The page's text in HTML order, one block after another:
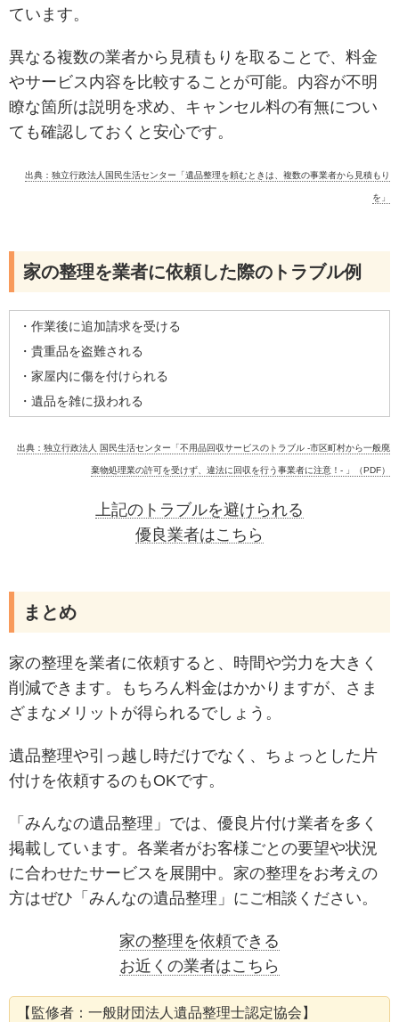
ています。
異なる複数の業者から見積もりを取ることで、料金
やサービス内容を比較することが可能。内容が不明
瞭な箇所は説明を求め、キャンセル料の有無につい
ても確認しておくと安心です。
出典：独立行政法人国民生活センター「遺品整理を頼むときは、複数の事業者から見積もり
を」
家の整理を業者に依頼した際のトラブル例
・作業後に追加請求を受ける
・貴重品を盗難される
・家屋内に傷を付けられる
・遺品を雑に扱われる
出典：独立行政法人 国民生活センター「不用品回収サービスのトラブル ‐市区町村から一般廃
棄物処理業の許可を受けず、違法に回収を行う事業者に注意！‐ 」（PDF）
上記のトラブルを避けられる
優良業者はこちら
まとめ
家の整理を業者に依頼すると、時間や労力を大きく
削減できます。もちろん料金はかかりますが、さま
ざまなメリットが得られるでしょう。
遺品整理や引っ越し時だけでなく、ちょっとした片
付けを依頼するのもOKです。
「みんなの遺品整理」では、優良片付け業者を多く
掲載しています。各業者がお客様ごとの要望や状況
に合わせたサービスを展開中。 家の整理をお考えの
方はぜひ「みんなの遺品整理」にご相談ください。
家の整理を依頼できる
お近くの業者はこちら
【監修者：一般財団法人遺品整理士認定協会】